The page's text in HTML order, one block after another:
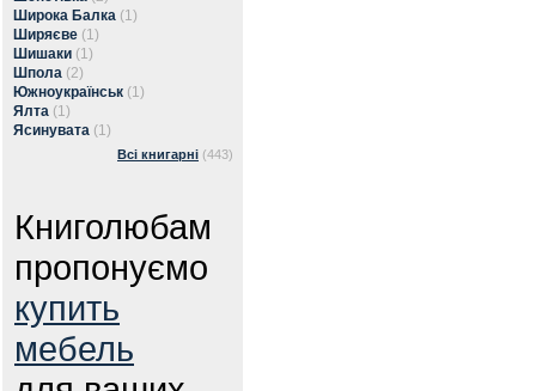
Широка Балка (1)
Ширяєве (1)
Шишаки (1)
Шпола (2)
Южноукраїнськ (1)
Ялта (1)
Ясинувата (1)
Всі книгарні (443)
Книголюбам
пропонуємо
купить
мебель